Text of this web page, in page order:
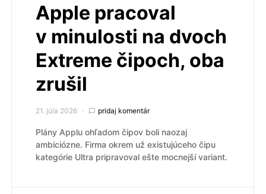
Apple pracoval
v minulosti na dvoch
Extreme čipoch, oba
zrušil
21. júla 2026 pridaj komentár
Plány Applu ohľadom čipov boli naozaj
ambiciózne. Firma okrem už existujúceho čipu
kategórie Ultra pripravoval ešte mocnejší variant.